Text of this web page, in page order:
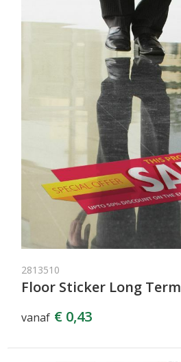
2813510
Floor Sticker Long Term
vanaf € 0,43